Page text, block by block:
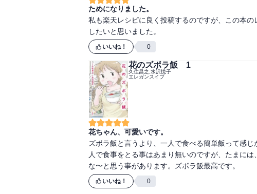
ためになりました。
私も楽天レシピに良く投稿するのですが、この本
したいと思いました。
いいね！ 0
花のズボラ飯 1
久住昌之,水沢悦子
エレガンスイブ
花ちゃん、可愛いです。
ズボラ飯と言うより、一人で食べる簡単飯って感
人で食事をとる事はあまり無いのですが、たまに
な〜と思う事があります。ズボラ飯最高です。
いいね！ 0